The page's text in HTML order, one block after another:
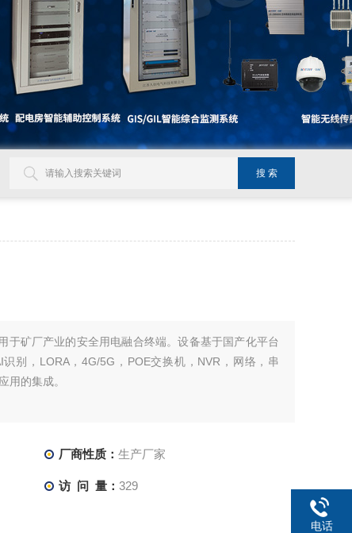
于矿厂产业的安全用电融合终端。设备基于国产化平台
别，LORA，4G/5G，POE交换机，NVR，网络，串
用的集成。
厂商性质： 生产厂家
访 问 量： 329
电话